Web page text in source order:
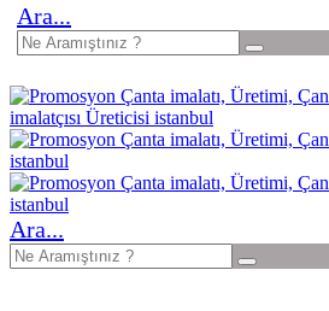
Ara...
Ara...